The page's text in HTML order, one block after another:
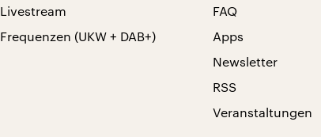
Livestream
Frequenzen (UKW + DAB+)
FAQ
Apps
Newsletter
RSS
Veranstaltungen